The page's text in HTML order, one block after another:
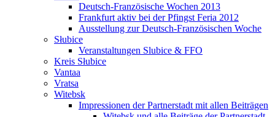
Deutsch-Französische Wochen 2013
Frankfurt aktiv bei der Pfingst Feria 2012
Ausstellung zur Deutsch-Französischen Woche
Słubice
Veranstaltungen Slubice & FFO
Kreis Słubice
Vantaa
Vratsa
Witebsk
Impressionen der Partnerstadt mit allen Beiträgen